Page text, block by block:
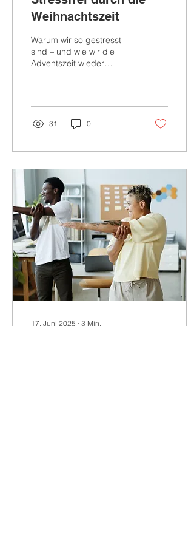
Weihnachtszeit
Warum wir so gestresst
sind – und wie wir die
Adventszeit wieder
31 0
17. Juni 2025 ∙ 3 Min.